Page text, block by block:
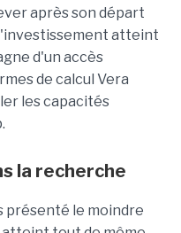
après son départ
atteint
d'un accès
de calcul Vera
les capacités
la recherche
présenté le moindre